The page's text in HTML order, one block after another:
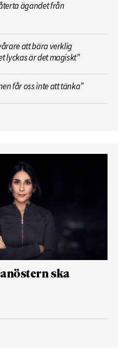
ägandet från
att bära verklig
lyckas är det magiskt”
får oss inte att tänka”
ska